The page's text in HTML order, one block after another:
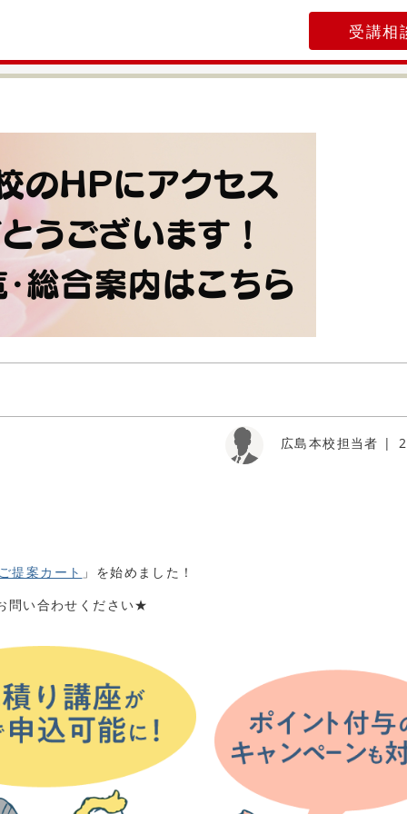
受講相
広島本校担当者
提案カート 」を始めました！
問い合わせください★